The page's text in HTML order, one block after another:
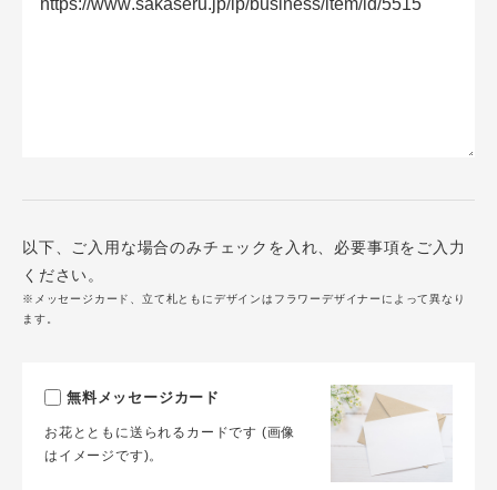
以下、ご入用な場合のみチェックを入れ、必要事項をご入力
ください。
※メッセージカード、立て札ともにデザインはフラワーデザイナーによって異なり
ます。
無料メッセージカード
お花とともに送られるカードです (画像
はイメージです)。